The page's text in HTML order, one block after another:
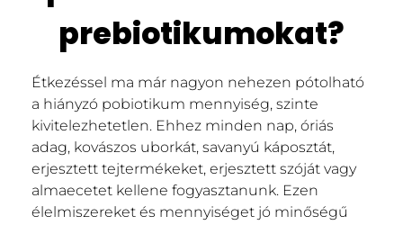
prebiotikumokat?
Étkezéssel ma már nagyon nehezen pótolható
a hiányzó pobiotikum mennyiség, szinte
kivitelezhetetlen. Ehhez minden nap, óriás
adag, kovászos uborkát, savanyú káposztát,
erjesztett tejtermékeket, erjesztett szóját vagy
almaecetet kellene fogyasztanunk. Ezen
élelmiszereket és mennyiséget jó minőségű